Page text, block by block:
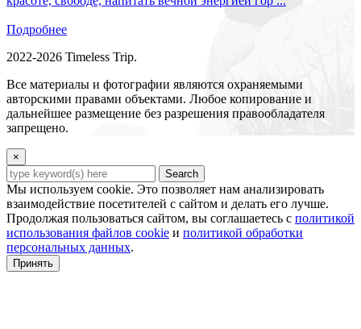
Подробнее
2022-2026 Timeless Trip.
Все материалы и фотографии являются охраняемыми
авторскими правами объектами. Любое копирование и
дальнейшее размещение без разрешения правообладателя
запрещено.
×
Search
Мы используем cookie. Это позволяет нам анализировать
взаимодействие посетителей с сайтом и делать его лучше.
Продолжая пользоваться сайтом, вы соглашаетесь с политикой
использования файлов cookie и политикой обработки
персональных данных.
Принять